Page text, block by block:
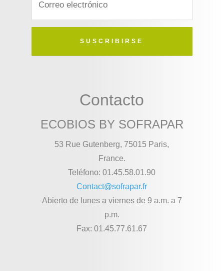
SUSCRIBIRSE
Contacto
ECOBIOS BY SOFRAPAR
53 Rue Gutenberg, 75015 Paris,
France.
Teléfono: 01.45.58.01.90
Contact@sofrapar.fr
Abierto de lunes a viernes de 9 a.m. a 7
p.m.
Fax: 01.45.77.61.67